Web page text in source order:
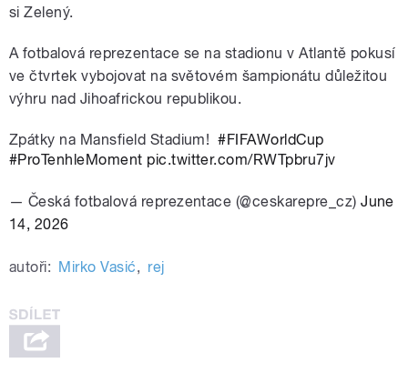
si Zelený.
A fotbalová reprezentace se na stadionu v Atlantě pokusí
ve čtvrtek vybojovat na světovém šampionátu důležitou
výhru nad Jihoafrickou republikou.
Zpátky na Mansfield Stadium! ️#FIFAWorldCup
#ProTenhleMoment pic.twitter.com/RWTpbru7jv
— Česká fotbalová reprezentace (@ceskarepre_cz)June
14, 2026
autoři: Mirko Vasić, rej